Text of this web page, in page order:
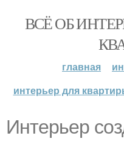
ВСЁ ОБ
главная
интерьер для
Интерьер